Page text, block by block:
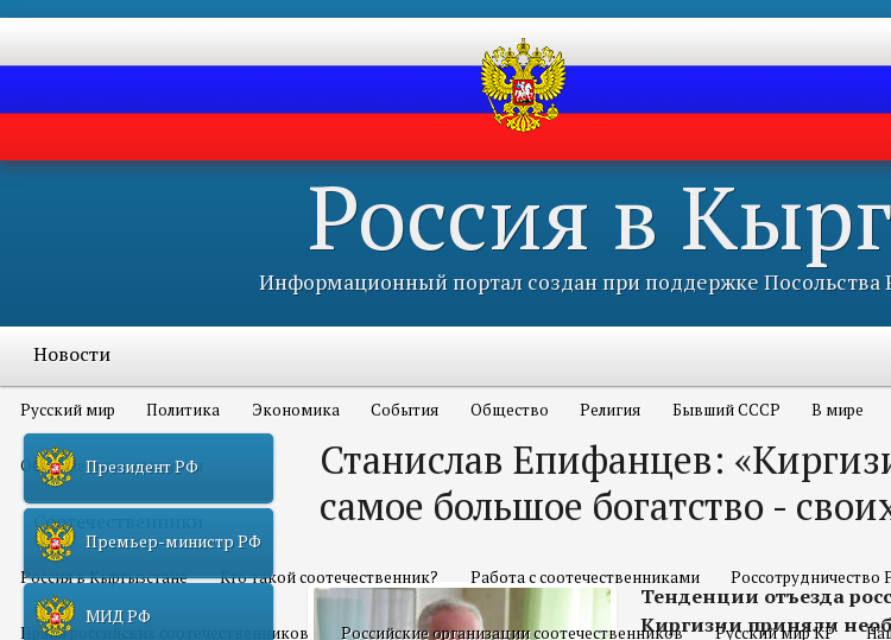
Россия в
Информационный портал создан при поддержке Посольства
Новости
Русский мир Политика Экономика События Общество Религия Бывший СССР В мире
Объявления и конкурсы
Соотечественники
Россия в Кыргызстане Кто такой соотечественник? Работа с соотечественниками Россотрудничество
Права российских соотечественников Российские организации соотечественников Русский мир КР
Президент РФ
Премьер-министр РФ
МИД РФ
Станислав Епифанцев:
самое большое богатство -
Тенденции отъезда
Киргизии приняли